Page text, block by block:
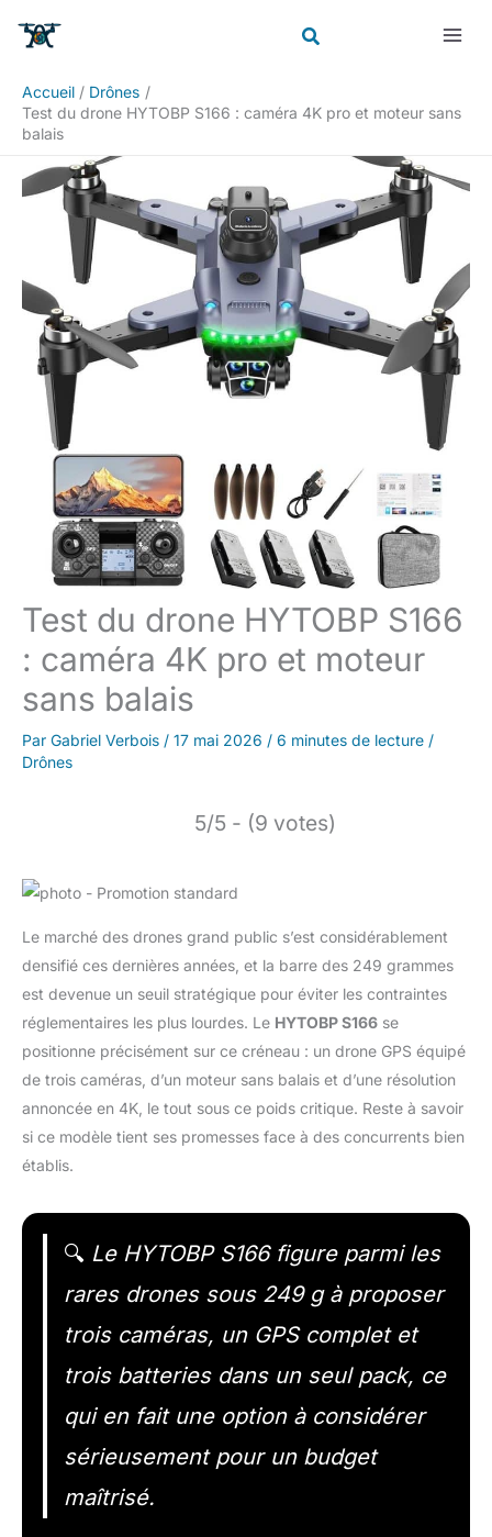
Accueil
Drônes
Test du drone HYTOBP S166 : caméra 4K pro et moteur sans
balais
Test du drone HYTOBP S166
: caméra 4K pro et moteur
sans balais
Par Gabriel Verbois / 17 mai 2026 / 6 minutes de lecture /
Drônes
5/5 - (9 votes)
Le marché des drones grand public s’est considérablement
densifié ces dernières années, et la barre des 249 grammes
est devenue un seuil stratégique pour éviter les contraintes
réglementaires les plus lourdes. Le HYTOBP S166 se
positionne précisément sur ce créneau : un drone GPS équipé
de trois caméras, d’un moteur sans balais et d’une résolution
annoncée en 4K, le tout sous ce poids critique. Reste à savoir
si ce modèle tient ses promesses face à des concurrents bien
établis.
🔍 Le HYTOBP S166 figure parmi les
rares drones sous 249 g à proposer
trois caméras, un GPS complet et
trois batteries dans un seul pack, ce
qui en fait une option à considérer
sérieusement pour un budget
maîtrisé.